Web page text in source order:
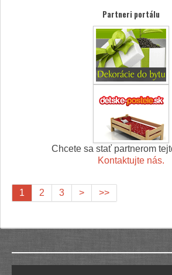
Partneri portálu
Chcete sa stať partnerom
Kontaktujte nás.
1 2 3 > >>